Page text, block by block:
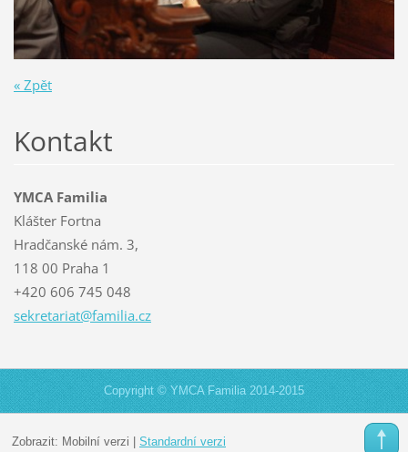
« Zpět
Kontakt
YMCA Familia
Klášter Fortna
Hradčanské nám. 3,
118 00 Praha 1
+420 606 745 048
sekretariat@familia.cz
Copyright © YMCA Familia 2014-2015
Zobrazit: Mobilní verzi | Standardní verzi